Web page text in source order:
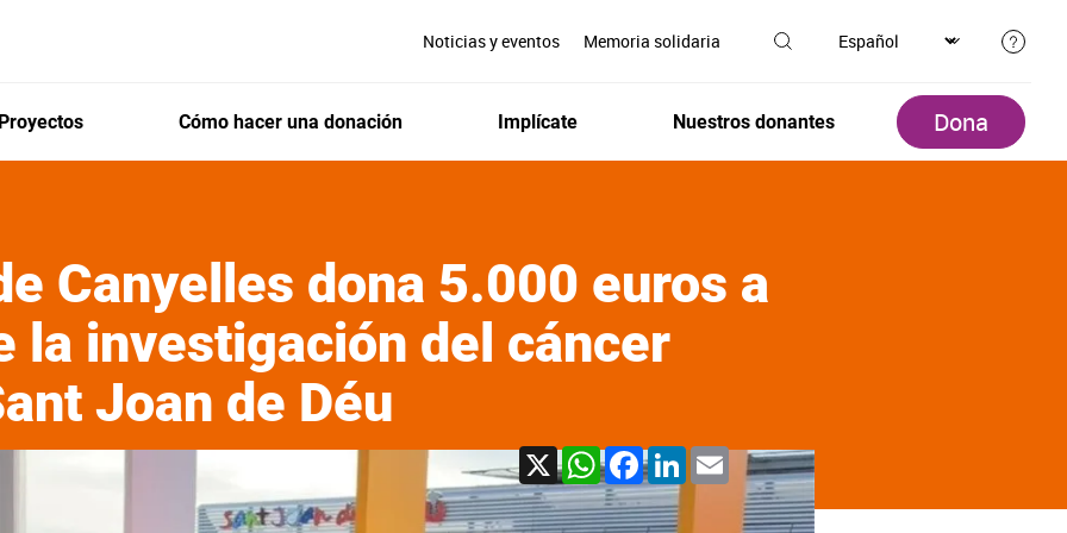
Noticias y eventos Memoria solidaria
Proyectos Cómo hacer una donación Implícate Nuestros donantes Dona
Canyelles dona 5.000 euros a
la investigación del cáncer
Joan de Déu
X WhatsApp
Facebook
LinkedIn
Email